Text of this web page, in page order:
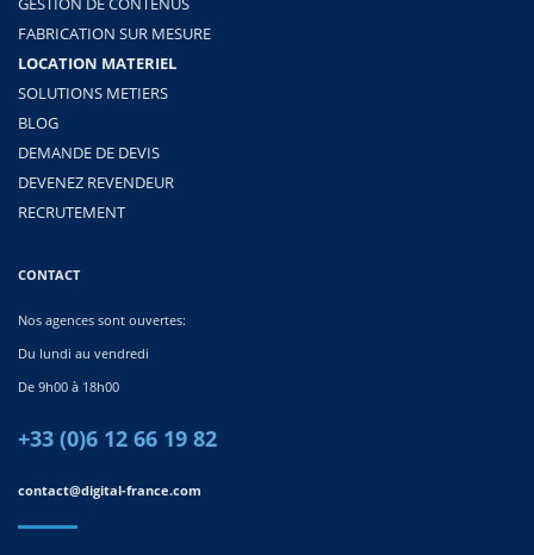
FABRICATION SUR MESURE
LOCATION MATERIEL
SOLUTIONS METIERS
BLOG
DEMANDE DE DEVIS
DEVENEZ REVENDEUR
RECRUTEMENT
CONTACT
Nos agences sont ouvertes:
Du lundi au vendredi
De 9h00 à 18h00
+33 (0)6 12 66 19 82
contact@digital-france.com